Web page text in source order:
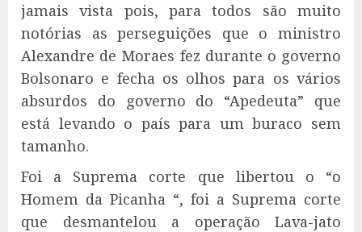
jamais vista pois, para todos são muito
notórias as perseguições que o ministro
Alexandre de Moraes fez durante o governo
Bolsonaro e fecha os olhos para os vários
absurdos do governo do “Apedeuta” que
está levando o país para um buraco sem
tamanho.
Foi a Suprema corte que libertou o “o
Homem da Picanha “, foi a Suprema corte
que desmantelou a operação Lava-jato